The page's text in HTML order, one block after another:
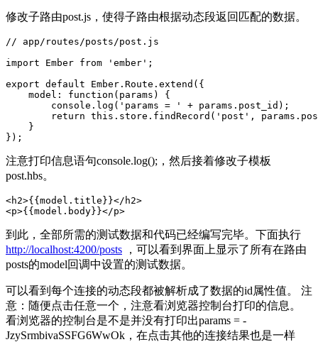
修改子路由post.js，使得子路由根据动态段返回匹配的数据。
// app/routes/posts/post.js
import Ember from 'ember';
export default Ember.Route.extend({
    model: function(params) {
        console.log('params = ' + params.post_id);
return this.store.findRecord('post',
    }
注意打印信息语句console.log();，然后接着修改子模板
post.hbs。
<h2>{{model.title}}</h2>
到此，全部所需的测试数据和代码已经编写完毕。下面执行
http://localhost:4200/posts ，可以看到界面上显示了所有在路由
posts的model回调中设置的测试数据。
可以看到每个连接的动态段都被解析成了数据的id属性值。 注
意：随便点击任意一个，注意看浏览器控制台打印的信息。
看浏览器的控制台是不是并没有打印出params = -
JzySrmbivaSSFG6WwOk，在点击其他的连接结果也是一样